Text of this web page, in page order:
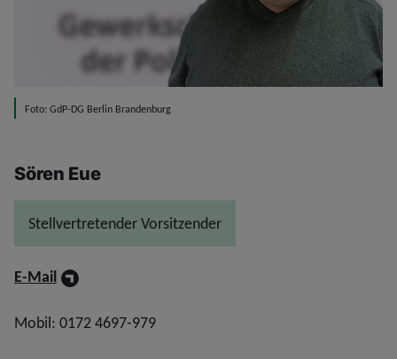
Foto: GdP-DG Berlin Brandenburg
Sören Eue
Stellvertretender Vorsitzender
E-Mail
Mobil: 0172 4697-979